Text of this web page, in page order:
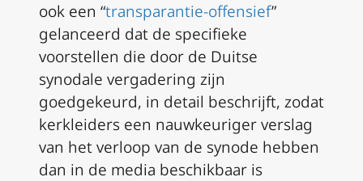
ook een “transparantie-offensief”
gelanceerd dat de specifieke
voorstellen die door de Duitse
synodale vergadering zijn
goedgekeurd, in detail beschrijft, zodat
kerkleiders een nauwkeuriger verslag
van het verloop van de synode hebben
dan in de media beschikbaar is